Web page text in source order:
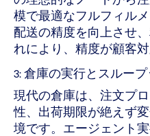
模で最適なフルフィル
配送の精度を向上させ
れにより、精度が顧客
3: 倉庫の実行とスループ
現代の倉庫は、注文プ
性、出荷期限が絶えず
境です。エージェント